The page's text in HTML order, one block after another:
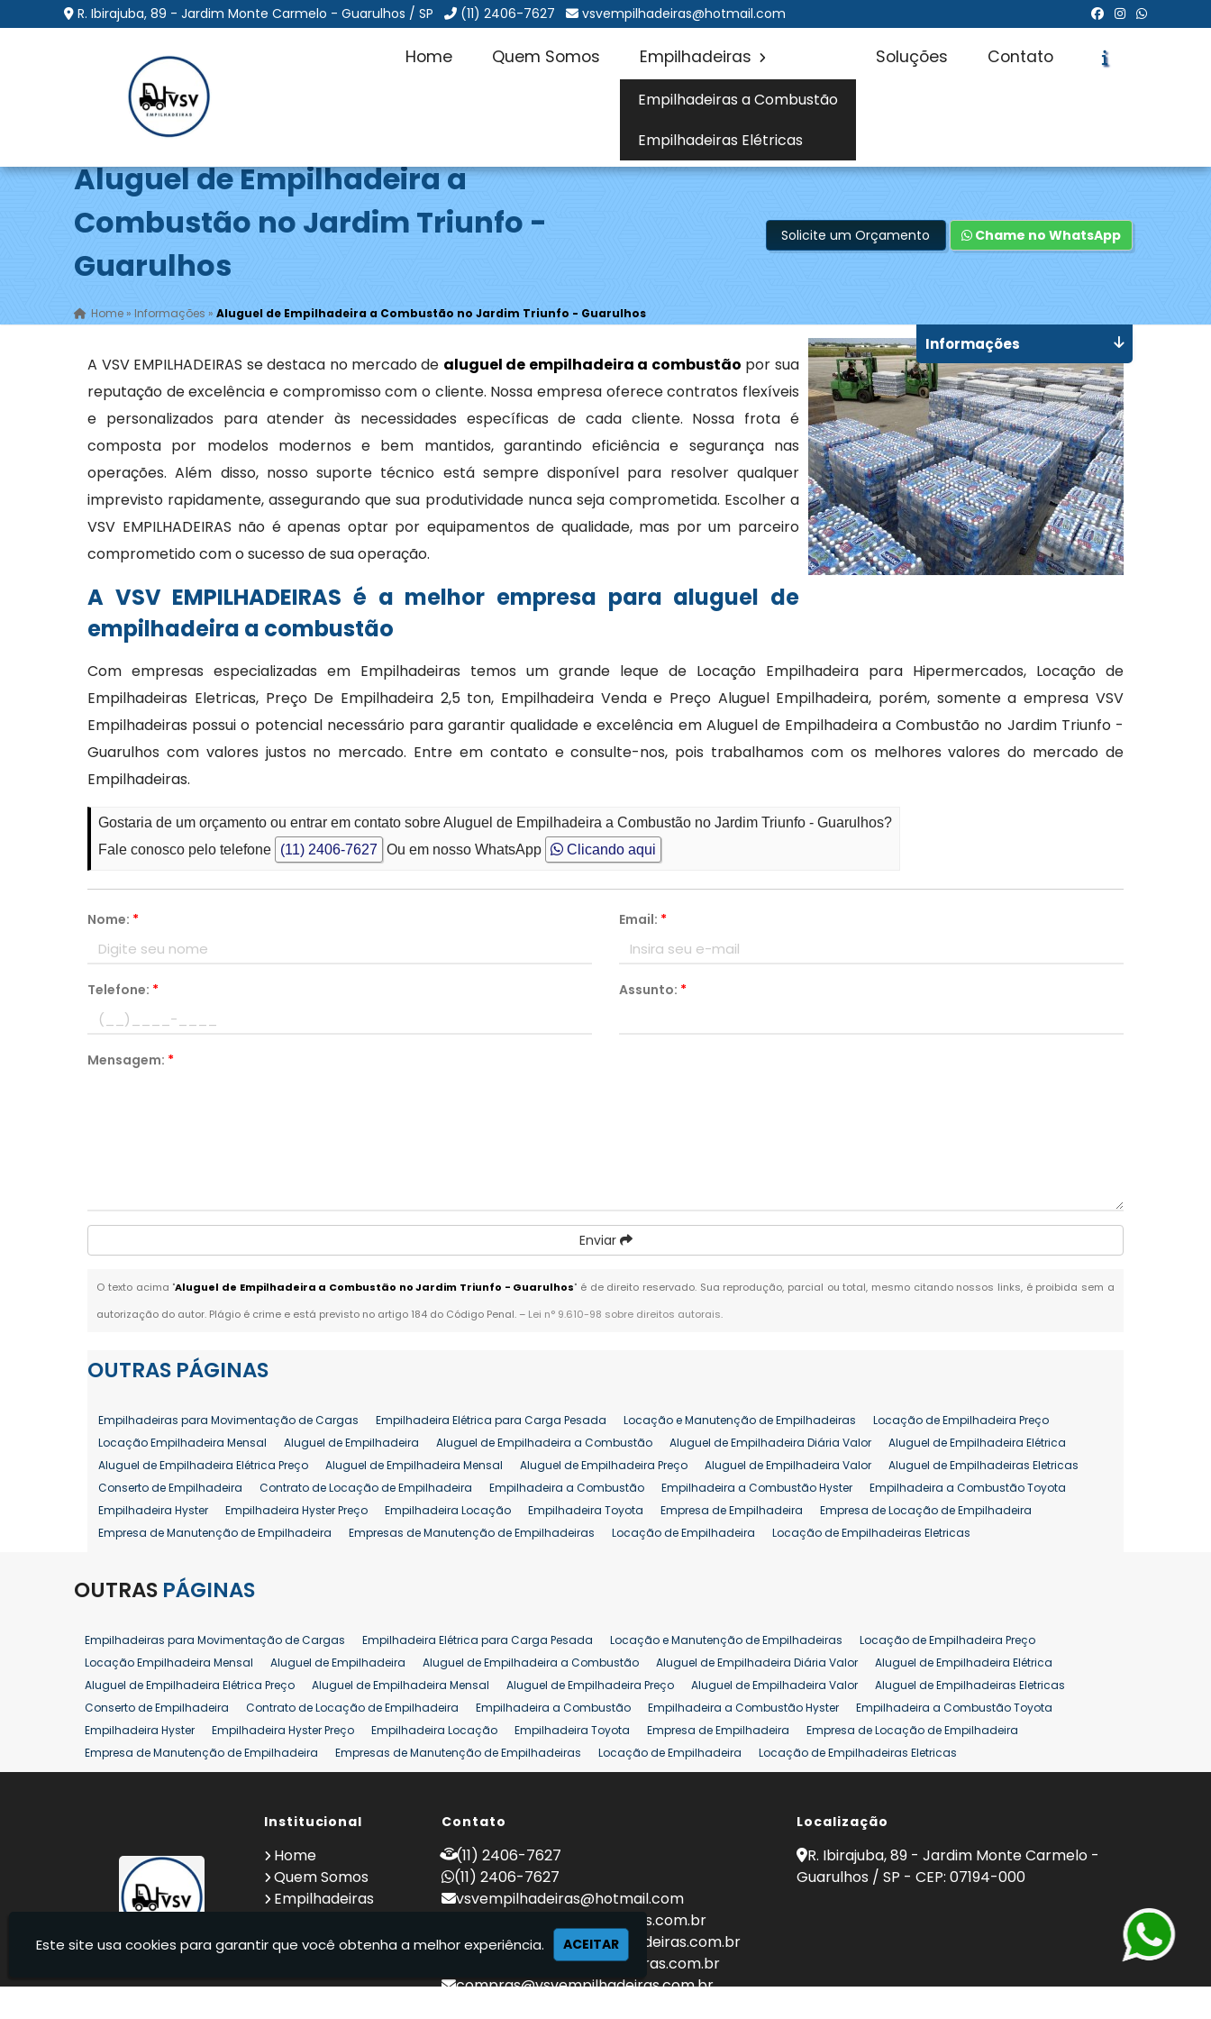
R. Ibirajuba, 89 - Jardim Monte Carmelo - Guarulhos / SP (11) 2406-7627 vsvempilhadeiras@hotmail.com
Home Quem Somos Empilhadeiras
Empilhadeiras a Combustão
Empilhadeiras Elétricas
Soluções Contato
Aluguel de Empilhadeira a
Combustão no Jardim Triunfo -
Guarulhos
Home »Informações »Aluguel de Empilhadeira a Combustão no Jardim Triunfo - Guarulhos
Solicite um Orçamento Chame no WhatsApp
A VSV EMPILHADEIRAS se destaca no mercado de aluguel de empilhadeira a combustão por sua
reputação de excelência e compromisso com o cliente. Nossa empresa oferece contratos flexíveis
e personalizados para atender às necessidades específicas de cada cliente. Nossa frota é
composta por modelos modernos e bem mantidos, garantindo eficiência e segurança nas
operações. Além disso, nosso suporte técnico está sempre disponível para resolver qualquer
imprevisto rapidamente, assegurando que sua produtividade nunca seja comprometida. Escolher a
VSV EMPILHADEIRAS não é apenas optar por equipamentos de qualidade, mas por um parceiro
comprometido com o sucesso de sua operação.
A VSV EMPILHADEIRAS é a melhor empresa para aluguel de
empilhadeira a combustão
Com empresas especializadas em Empilhadeiras temos um grande leque de Locação Empilhadeira para Hipermercados, Locação de
Empilhadeiras Eletricas, Preço De Empilhadeira 2,5 ton, Empilhadeira Venda e Preço Aluguel Empilhadeira, porém, somente a empresa VSV
Empilhadeiras possui o potencial necessário para garantir qualidade e excelência em Aluguel de Empilhadeira a Combustão no Jardim Triunfo -
Guarulhos com valores justos no mercado. Entre em contato e consulte-nos, pois trabalhamos com os melhores valores do mercado de
Empilhadeiras.
Gostaria de um orçamento ou entrar em contato sobre Aluguel de Empilhadeira a Combustão no Jardim Triunfo - Guarulhos?
Fale conosco pelo telefone
(11) 2406-7627 Ou em nosso WhatsApp Clicando aqui
Nome: * Email: *
Telefone: * Assunto: *
Mensagem: *
Enviar
O texto acima "Aluguel de Empilhadeira a Combustão no Jardim Triunfo - Guarulhos" é de direito reservado. Sua reprodução, parcial ou total, mesmo citando nossos links, é proibida sem a
autorização do autor. Plágio é crime e está previsto no artigo 184 do Código Penal. – Lei n° 9.610-98 sobre direitos autorais.
Informações
OUTRAS PÁGINAS
Empilhadeiras para Movimentação de Cargas Empilhadeira Elétrica para Carga Pesada Locação e Manutenção de Empilhadeiras
Locação de Empilhadeira Preço
Locação Empilhadeira Mensal
Aluguel de Empilhadeira Aluguel de Empilhadeira a Combustão Aluguel de Empilhadeira Diária Valor
Aluguel de Empilhadeira Elétrica
Aluguel de Empilhadeira Elétrica Preço
Aluguel de Empilhadeira Mensal Aluguel de Empilhadeira Preço Aluguel de Empilhadeira Valor
Aluguel de Empilhadeiras Eletricas
Conserto de Empilhadeira
Contrato de Locação de Empilhadeira Empilhadeira a Combustão Empilhadeira a Combustão Hyster
Empilhadeira a Combustão Toyota
Empilhadeira Hyster
Empilhadeira Hyster Preço Empilhadeira Locação Empilhadeira Toyota Empresa de Empilhadeira
Empresa de Locação de Empilhadeira
Empresa de Manutenção de Empilhadeira
Empresas de Manutenção de Empilhadeiras Locação de Empilhadeira
Locação de Empilhadeiras Eletricas
Manutenção em Empilhadeiras
Reforma de Empilhadeira
Aluguel de Empilhadeira 25 ton
Locação de Empilhadeira 25 ton Comprar Empilhadeira 25 ton Empilhadeira a Combustão 25 ton
Preço de Empilhadeira 25 ton
Venda Empilhadeiras 25 ton
OUTRAS PÁGINAS
Empilhadeiras para Movimentação de Cargas Empilhadeira Elétrica para Carga Pesada Locação e Manutenção de Empilhadeiras
Locação de Empilhadeira Preço
Locação Empilhadeira Mensal
Aluguel de Empilhadeira Aluguel de Empilhadeira a Combustão Aluguel de Empilhadeira Diária Valor
Aluguel de Empilhadeira Elétrica
Aluguel de Empilhadeira Elétrica Preço
Aluguel de Empilhadeira Mensal Aluguel de Empilhadeira Preço Aluguel de Empilhadeira Valor
Aluguel de Empilhadeiras Eletricas
Conserto de Empilhadeira
Contrato de Locação de Empilhadeira Empilhadeira a Combustão Empilhadeira a Combustão Hyster
Empilhadeira a Combustão Toyota
Empilhadeira Hyster
Empilhadeira Hyster Preço Empilhadeira Locação Empilhadeira Toyota Empresa de Empilhadeira
Empresa de Locação de Empilhadeira
Empresa de Manutenção de Empilhadeira
Empresas de Manutenção de Empilhadeiras Locação de Empilhadeira
Locação de Empilhadeiras Eletricas
Locação Empilhadeira Hyster
Locação Empilhadeira para Hipermercados Locação Empilhadeira para Mercados
Manutenção de Empilhadeiras
Comprar Empilhadeira Comprar Empilhadeira Elétrica Comprar Empilhadeira Hyster
Locação de Empilhadeira 25 ton
Comprar Empilhadeira 25 ton Empilhadeira a Combustão 25 ton Preço de Empilhadeira 25 ton Venda Empilhadeiras 25 ton
Institucional
Home
Quem Somos
Empilhadeiras
Informações
Contato
(11) 2406-7627
(11) 2406-7627
vsvempilhadeiras@hotmail.com
locacao@vsvempilhadeiras.com.br
manutencao@vsvempilhadeiras.com.br
financeiro@vsvempilhadeiras.com.br
compras@vsvempilhadeiras.com.br
Localização
R. Ibirajuba, 89 - Jardim Monte Carmelo -
Guarulhos / SP - CEP: 07194-000
Este site usa cookies para garantir que você obtenha a melhor experiência. ACEITAR